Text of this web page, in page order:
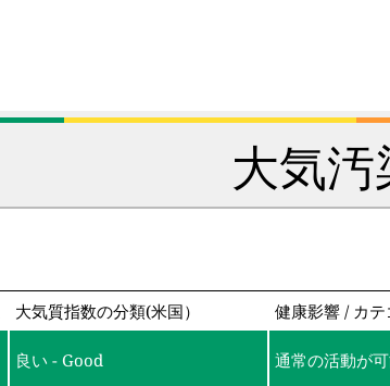
大気
大気質指数の分類(米国） 健康影響 / カテ
良い - Good 通常の活動が